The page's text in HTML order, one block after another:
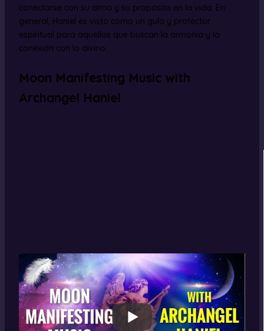
conectarse con su alma y su propósito en la vida. En
general, Haniel es visto como un guía y protector
espiritual para aquellos que buscan la armonía y la
conexión con lo divino.
Moon Manifesting Music with
Archangel Haniel